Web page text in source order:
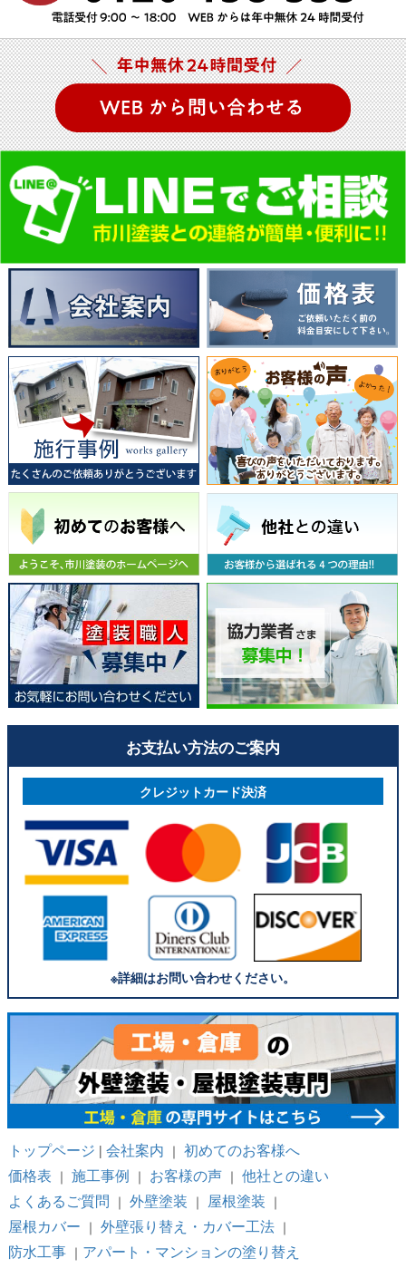
お支払い方法のご案内
クレジットカード決済
※詳細はお問い合わせください。
トップページ | 会社案内 ｜ 初めてのお客様へ
価格表 ｜ 施工事例 ｜ お客様の声｜ 他社との違い
よくあるご質問 ｜ 外壁塗装 ｜ 屋根塗装 ｜
屋根カバー ｜ 外壁張り替え・カバー工法｜
防水工事｜ アパート・マンションの塗り替え